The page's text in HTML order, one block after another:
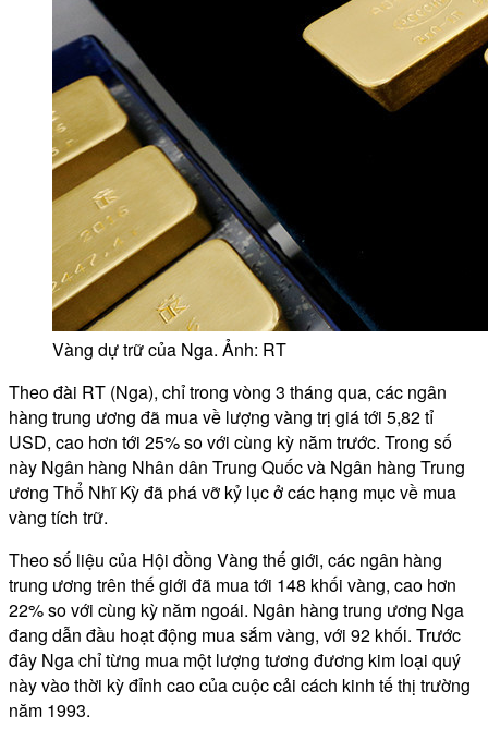
Vàng dự trữ của Nga. Ảnh: RT
Theo đài RT (Nga), chỉ trong vòng 3 tháng qua, các ngân
hàng trung ương đã mua về lượng vàng trị giá tới 5,82 tỉ
USD, cao hơn tới 25% so với cùng kỳ năm trước. Trong số
này Ngân hàng Nhân dân Trung Quốc và Ngân hàng Trung
ương Thổ Nhĩ Kỳ đã phá vỡ kỷ lục ở các hạng mục về mua
vàng tích trữ.
Theo số liệu của Hội đồng Vàng thế giới, các ngân hàng
trung ương trên thế giới đã mua tới 148 khối vàng, cao hơn
22% so với cùng kỳ năm ngoái. Ngân hàng trung ương Nga
đang dẫn đầu hoạt động mua sắm vàng, với 92 khối. Trước
đây Nga chỉ từng mua một lượng tương đương kim loại quý
này vào thời kỳ đỉnh cao của cuộc cải cách kinh tế thị trường
năm 1993.